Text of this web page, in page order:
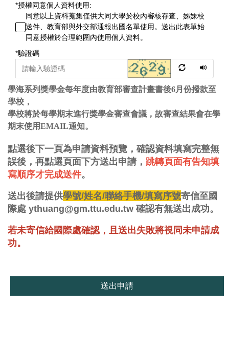
*授權同意個人資料使用:
同意以上資料蒐集僅供大同大學於校內審核存查、姊妹校
送件、教育部與外交部通報出國名單使用。送出此表單始
同意授權於合理範圍內使用個人資料。
*驗證碼
學海系列獎學金每年度由教育部審查計畫書後6月份撥款至
學校，
學校將於每學期末進行獎學金審查會議，故審查結果會在學
期末使用EMAIL通知。
點選後下一頁為申請資料預覽 ，確認資料填寫完整無
誤後，再點選頁面下方送出申請， 跳轉頁面有告知填
寫順序才完成送件。
送出後請提供學號/姓名/聯絡手機/填寫序號寄信至國
際處 ythuang@gm.ttu.edu.tw 確認有無送出成功。
若未寄信給國際處確認，且送出失敗將視同未申請成
功。
送出申請